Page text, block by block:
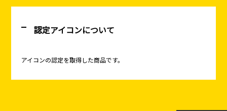
認定アイコンについて
アイコンの認定を取得した商品です。